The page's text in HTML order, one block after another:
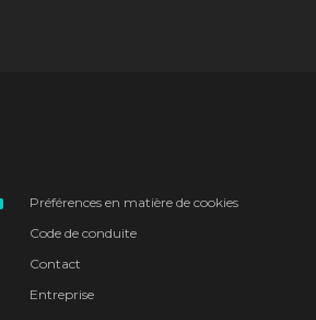
Préférences en matière de cookies
Code de conduite
Contact
Entreprise